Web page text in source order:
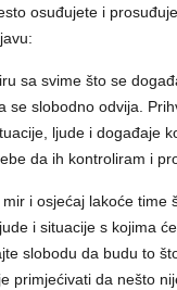
osuđujete i
sa svime što se
se slobodno odvija.
ljude i događaje
da ih kontroliram i
i osjećaj lakoće time
i situacije s kojima
slobodu da budu to
primjećivati da nešto